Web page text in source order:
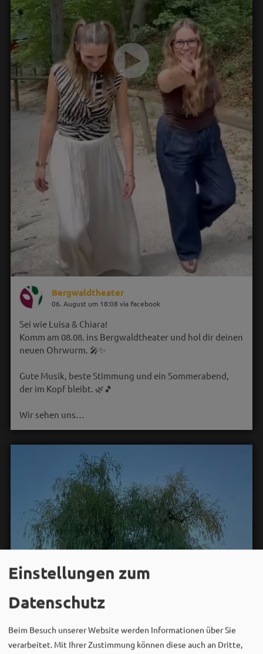
Bergwaldtheater
06. August um 18:08 via Facebook
Sei wie Luisa & Chiara!
Komm am 08.08. ins Bergwaldtheater und hol dir deinen
neuen Ohrwurm. 🎤✨
Gute Musik, beste Stimmung und ein Sommerabend,
der im Kopf bleibt. 🌿🎵
Wir sehen uns…
Einstellungen zum
Datenschutz
Beim Besuch unserer Website werden Informationen über Sie
verarbeitet. Mit Ihrer Zustimmung können diese auch an Dritte,